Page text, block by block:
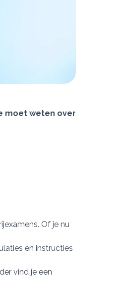
moet weten over
Of je nu
en instructies
vind je een